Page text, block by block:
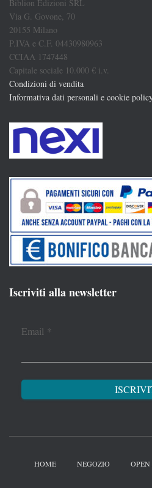
Biblion Edizioni SRL
Via G. Govone, 70
20155 Milano
P.IVA e C.F. 04430980963
CCIAA 1747448
Capitale sociale 10.000 € i.v.
Condizioni di vendita
Informativa dati personali e cookie
Iscriviti alla newsletter
Email *
HOME NEGOZIO OPEN